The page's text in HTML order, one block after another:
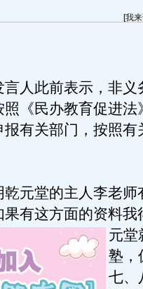
[我
人此前表示，非义
《民办教育促进法
有关部门，按照有
元堂的主人李老师
有这方面的资料我
元堂
塾，
七、